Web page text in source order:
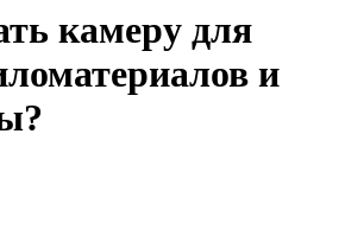
камеру для
и